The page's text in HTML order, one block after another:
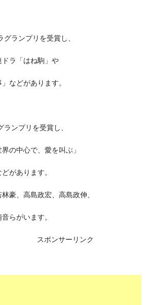
ランプリを受賞し、
ラ「はね駒」や
などがあります。
ンプリを受賞し、
の中心で、愛を叫ぶ」
があります。
豪、高島政宏、高島政伸、
らがいます。
スポンサーリンク